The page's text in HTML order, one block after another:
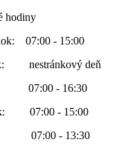
hodiny
07:00 - 15:00
nestránkový deň
07:00 - 16:30
07:00 - 15:00
07:00 - 13:30